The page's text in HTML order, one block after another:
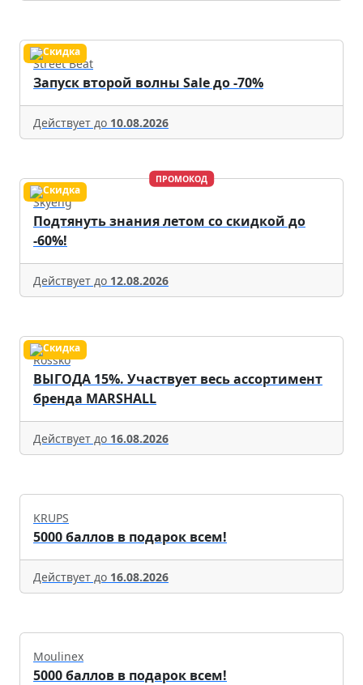
Street Beat
Запуск второй волны Sale до -70%
Действует до 10.08.2026
ПРОМОКОД
Skyeng
Подтянуть знания летом со скидкой до
-60%!
Действует до 12.08.2026
Rossko
ВЫГОДА 15%. Участвует весь ассортимент
бренда MARSHALL
Действует до 16.08.2026
KRUPS
5000 баллов в подарок всем!
Действует до 16.08.2026
Moulinex
5000 баллов в подарок всем!